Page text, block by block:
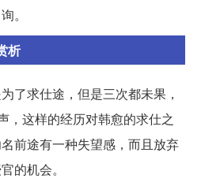
。
析
了求仕途，但是三次都未果，
，这样的经历对韩愈的求仕之
前途有一种失望感，而且放弃
的机会。